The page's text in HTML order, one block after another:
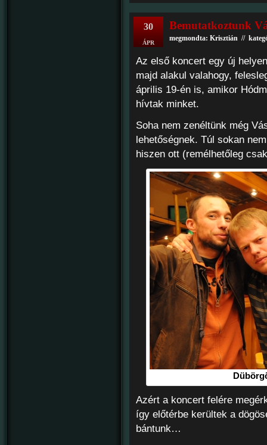
30
ÁPR
Bemutatkoztunk
megmondta: Krisztián //
Az első koncert egy új
majd alakul valahogy,
április 19-én is, amikor
hívtak minket.
Soha nem zenéltünk még
lehetőségnek. Túl sokan
hiszen ott (remélhetőleg
Azért a koncert felére
így előtérbe kerültek a
bántunk…